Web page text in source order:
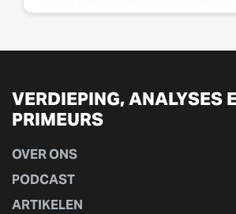
VERDIEPING, ANALYSES
PRIMEURS
OVER ONS
PODCAST
ARTIKELEN